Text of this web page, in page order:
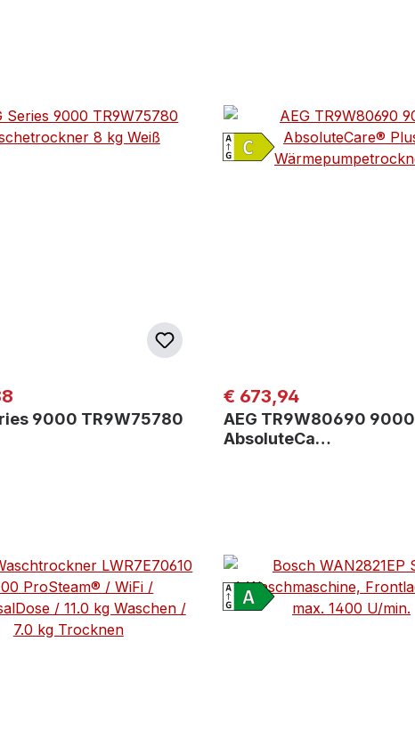
Preis:
9000 TR9W75780
Regulärer Preis:
€ 673,94
AEG TR9W80690 9000
AbsoluteCa…